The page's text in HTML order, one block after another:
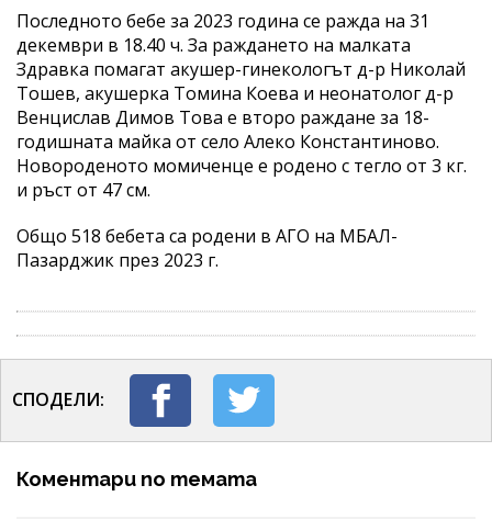
Последното бебе за 2023 година се ражда на 31
декември в 18.40 ч. За раждането на малката
Здравка помагат акушер-гинекологът д-р Николай
Тошев, акушерка Томина Коева и неонатолог д-р
Венцислав Димов Това е второ раждане за 18-
годишната майка от село Алеко Константиново.
Новороденото момиченце е родено с тегло от 3 кг.
и ръст от 47 см.
Общо 518 бебета са родени в АГО на МБАЛ-
Пазарджик през 2023 г.
СПОДЕЛИ:
Коментари по темата